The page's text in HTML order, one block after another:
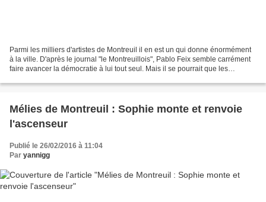
Parmi les milliers d'artistes de Montreuil il en est un qui donne énormément
à la ville. D'après le journal "le Montreuillois", Pablo Feix semble carrément
faire avancer la démocratie à lui tout seul. Mais il se pourrait que les
Mélies de Montreuil : Sophie monte et renvoie
l'ascenseur
Publié le 26/02/2016 à 11:04
Par yannigg